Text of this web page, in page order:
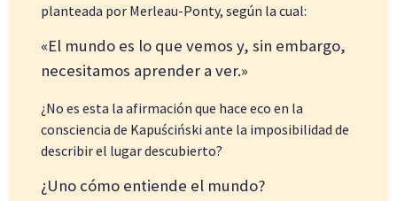
planteada por Merleau-Ponty, según la cual:
«El mundo es lo que vemos y, sin embargo,
necesitamos aprender a ver.»
¿No es esta la afirmación que hace eco en la
consciencia de Kapuściński ante la imposibilidad de
describir el lugar descubierto?
¿Uno cómo entiende el mundo?